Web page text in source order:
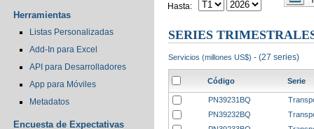
Herramientas
Listas Personalizadas
Add-In para Excel
API para Desarrolladores
App para Móviles
Metadatos
Encuesta de Expectativas
Hasta:
SERIES
Servicios (millones US$) - (27 series)
Código Serie
PN39231BQ
PN39232BQ